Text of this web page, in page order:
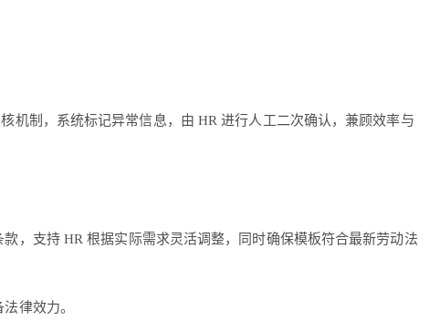
机制，系统标记异常信息，由 HR 进行人工二次确认，兼顾效率与
，支持 HR 根据实际需求灵活调整，同时确保模板符合最新劳动法
律效力。